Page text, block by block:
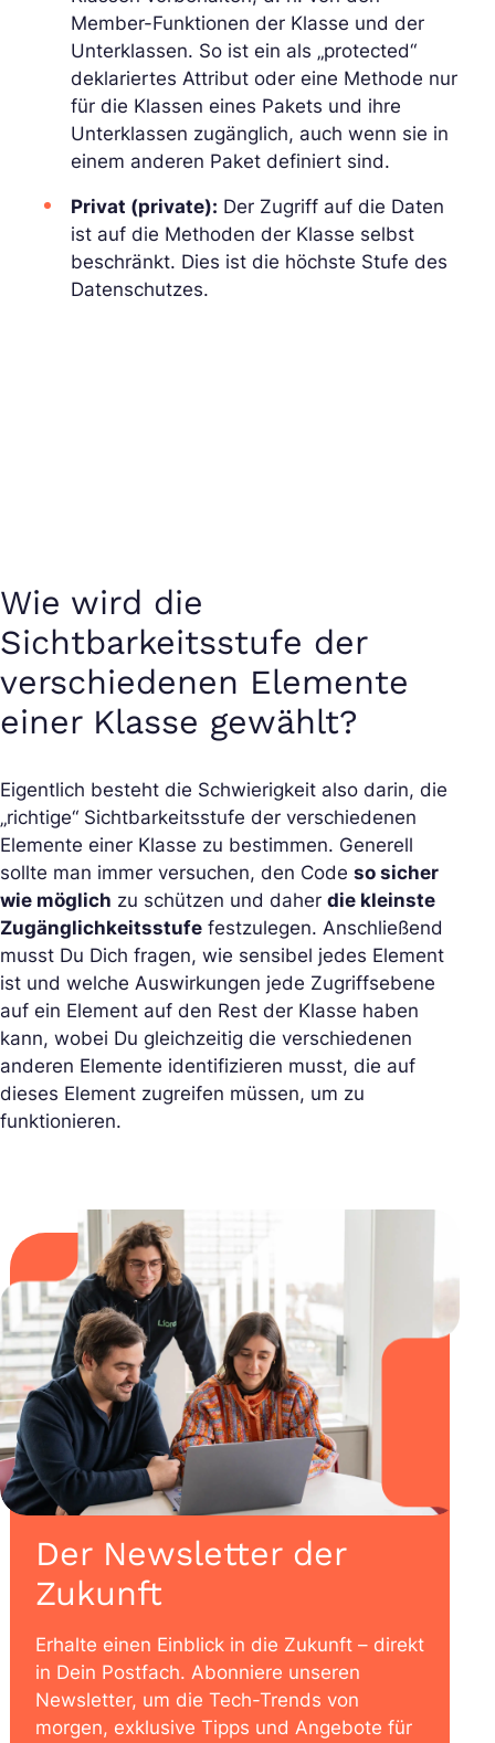
Member-Funktionen der Klasse und der
Unterklassen. So ist ein als „protected“
deklariertes Attribut oder eine Methode nur
für die Klassen eines Pakets und ihre
Unterklassen zugänglich, auch wenn sie in
einem anderen Paket definiert sind.
Privat (private): Der Zugriff auf die Daten
ist auf die Methoden der Klasse selbst
beschränkt. Dies ist die höchste Stufe des
Datenschutzes.
Wie wird die
Sichtbarkeitsstufe der
verschiedenen Elemente
einer Klasse gewählt?
Eigentlich besteht die Schwierigkeit also darin, die
„richtige“ Sichtbarkeitsstufe der verschiedenen
Elemente einer Klasse zu bestimmen. Generell
sollte man immer versuchen, den Code so sicher
wie möglich zu schützen und daher die kleinste
Zugänglichkeitsstufe festzulegen. Anschließend
musst Du Dich fragen, wie sensibel jedes Element
ist und welche Auswirkungen jede Zugriffsebene
auf ein Element auf den Rest der Klasse haben
kann, wobei Du gleichzeitig die verschiedenen
anderen Elemente identifizieren musst, die auf
dieses Element zugreifen müssen, um zu
funktionieren.
Der Newsletter der
Zukunft
Erhalte einen Einblick in die Zukunft – direkt
in Dein Postfach. Abonniere unseren
Newsletter, um die Tech-Trends von
morgen, exklusive Tipps und Angebote für